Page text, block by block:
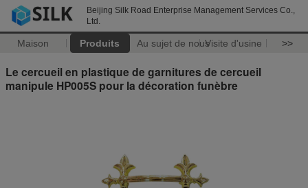
Beijing Silk Road Enterprise Management Services Co.,
Ltd.
Maison Produits Au sujet de nousVisite d'usine >>
Le cercueil en plastique de garnitures de cercueil
manipule HP005S pour la décoration funèbre